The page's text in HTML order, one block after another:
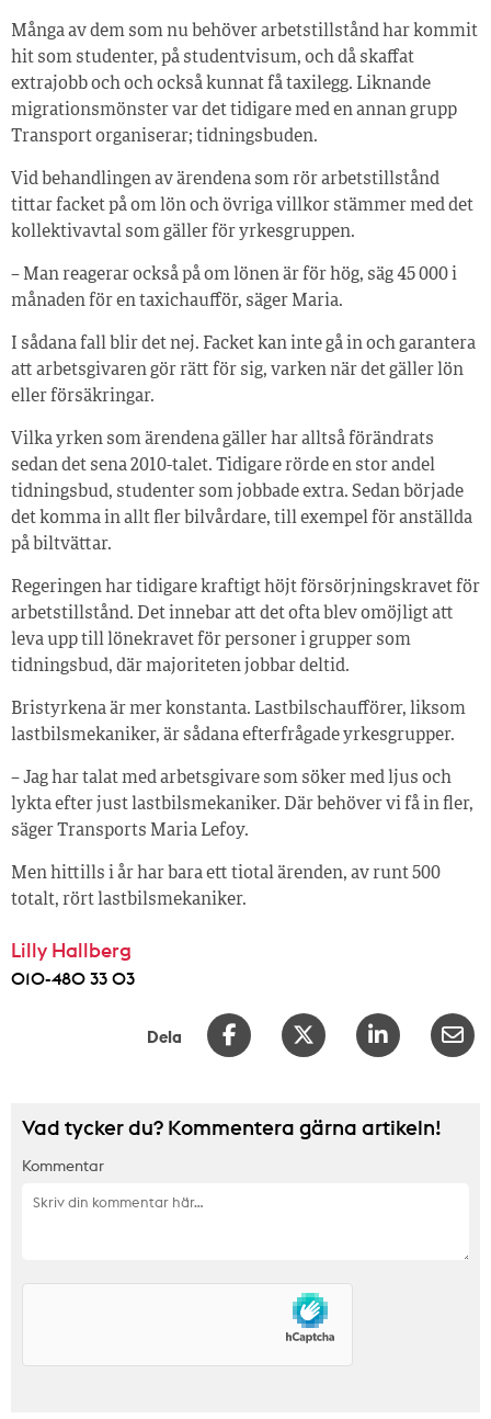
Många av dem som nu behöver arbetstillstånd har kommit
hit som studenter, på studentvisum, och då skaffat
extrajobb och och också kunnat få taxilegg. Liknande
migrationsmönster var det tidigare med en annan grupp
Transport organiserar; tidningsbuden.
Vid behandlingen av ärendena som rör arbetstillstånd
tittar facket på om lön och övriga villkor stämmer med det
kollektivavtal som gäller för yrkesgruppen.
– Man reagerar också på om lönen är för hög, säg 45 000 i
månaden för en taxichaufför, säger Maria.
I sådana fall blir det nej. Facket kan inte gå in och garantera
att arbetsgivaren gör rätt för sig, varken när det gäller lön
eller försäkringar.
Vilka yrken som ärendena gäller har alltså förändrats
sedan det sena 2010-talet. Tidigare rörde en stor andel
tidningsbud, studenter som jobbade extra. Sedan började
det komma in allt fler bilvårdare, till exempel för anställda
på biltvättar.
Regeringen har tidigare kraftigt höjt försörjningskravet för
arbetstillstånd. Det innebar att det ofta blev omöjligt att
leva upp till lönekravet för personer i grupper som
tidningsbud, där majoriteten jobbar deltid.
Bristyrkena är mer konstanta. Lastbilschaufförer, liksom
lastbilsmekaniker, är sådana efterfrågade yrkesgrupper.
– Jag har talat med arbetsgivare som söker med ljus och
lykta efter just lastbilsmekaniker. Där behöver vi få in fler,
säger Transports Maria Lefoy.
Men hittills i år har bara ett tiotal ärenden, av runt 500
totalt, rört lastbilsmekaniker.
Lilly Hallberg
010-480 33 03
Dela
Vad tycker du? Kommentera gärna artikeln!
Kommentar